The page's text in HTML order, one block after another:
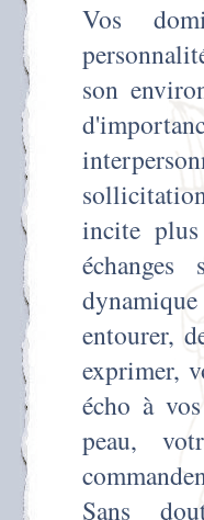
Vos
son
incite
entourer,
exprimer,
écho à
peau,
Sans